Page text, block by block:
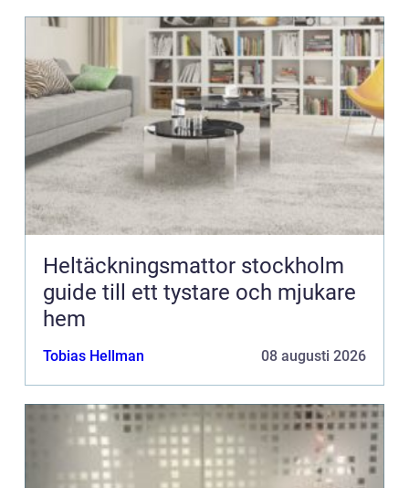
Heltäckningsmattor stockholm
guide till ett tystare och mjukare
hem
Tobias Hellman 08 augusti 2026